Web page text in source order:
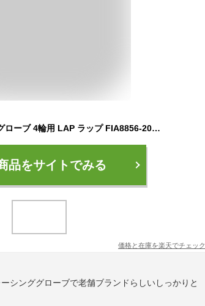
スパルコ レーシンググローブ 4輪用 LAP ラップ FIA8856-2018公認 Sparco 2023年モデル（サイズ交換サービス）
品をサイトでみる
価格と在庫を楽天でチェック
シンググローブで老舗ブランドらしいしっかりと